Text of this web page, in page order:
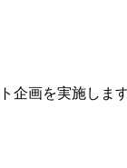
企画を実施します